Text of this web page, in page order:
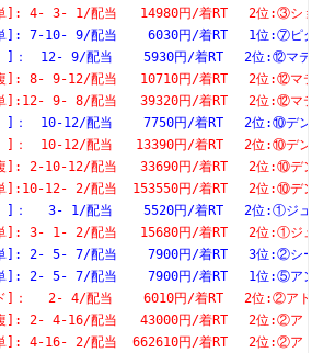
単]: 4- 3- 1/配当   14980円/着RT　 2
単]: 7-10- 9/配当    6030円/着RT　 1
　]：　12- 9/配当    5930円/着RT　 2位
複]: 8- 9-12/配当   10710円/着RT　 2位
単]:12- 9- 8/配当   39320円/着RT　 2位
　]：　10-12/配当    7750円/着RT　 2位
　]：　10-12/配当   13390円/着RT　 2位
複]: 2-10-12/配当   33690円/着RT　 2位
単]:10-12- 2/配当  153550円/着RT　 2位
]：　 3- 1/配当    5520円/着RT　 2位:①ジュンブ
]: 3- 1- 2/配当   15680円/着RT　 2位:①ジュンブ
単]: 2- 5- 7/配当    7900円/着RT　 3位:②シー
単]: 2- 5- 7/配当    7900円/着RT　 1位:⑤アン
]：　 2- 4/配当    6010円/着RT　 2位:②アドマイ
]: 2- 4-16/配当   43000円/着RT　 2位:②アドマイ
]: 4-16- 2/配当  662610円/着RT　 2位:②アドマイ